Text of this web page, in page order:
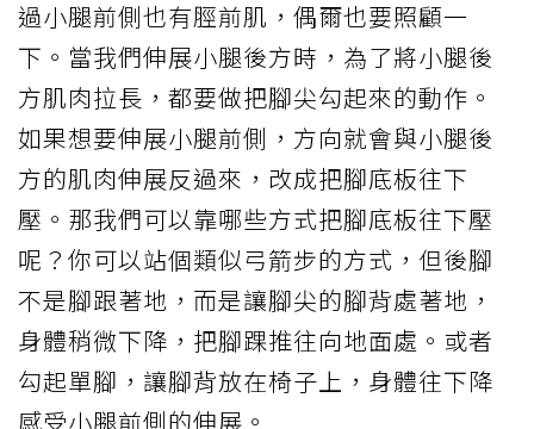
過小腿前側也有脛前肌，偶爾也要照顧一
下。當我們伸展小腿後方時，為了將小腿後
方肌肉拉長，都要做把腳尖勾起來的動作。
如果想要伸展小腿前側，方向就會與小腿後
方的肌肉伸展反過來，改成把腳底板往下
壓。那我們可以靠哪些方式把腳底板往下壓
呢？你可以站個類似弓箭步的方式，但後腳
不是腳跟著地，而是讓腳尖的腳背處著地，
身體稍微下降，把腳踝推往向地面處。或者
勾起單腳，讓腳背放在椅子上，身體往下降
感受小腿前側的伸展。